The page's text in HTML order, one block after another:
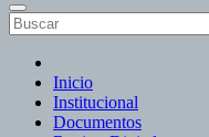
Inicio
Institucional
Documentos